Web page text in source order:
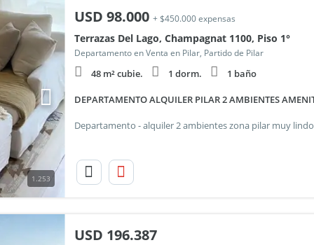
1.253
USD 98.000 + $450.000 expensas
Terrazas Del Lago, Champagnat 1100, Piso 1°
Departamento en Venta en Pilar, Partido de Pilar
48 m² cubie. 1 dorm. 1 baño
DEPARTAMENTO ALQUILER PILAR 2 AMBIENTES
USD 196.387